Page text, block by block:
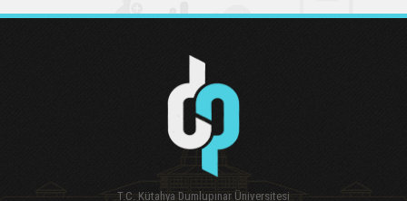
T.C. Kütahya Dumlupınar Üniversitesi